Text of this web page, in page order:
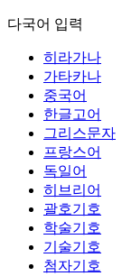
다국어 입력
히라가나
가타카나
중국어
한글고어
그리스문자
프랑스어
독일어
히브리어
괄호기호
학술기호
기술기호
첨자기호